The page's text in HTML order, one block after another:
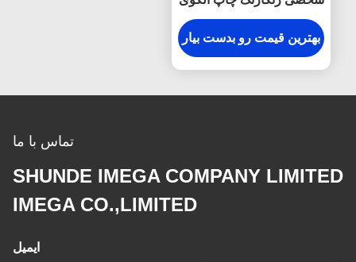
نگهدارنده پاسپورت
مسافرتی
بهترین قیمت رو بدست بیار
تماس با ما
SHUNDE IMEGA COMPANY LIMITED
IMEGA CO.,LIMITED
ایمیل